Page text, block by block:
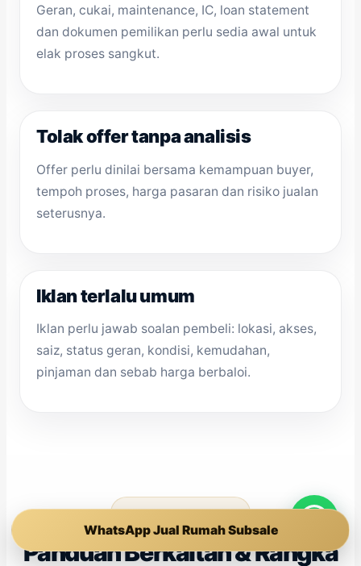
Geran, cukai, maintenance, IC, loan statement
dan dokumen pemilikan perlu sedia awal untuk
elak proses sangkut.
Tolak offer tanpa analisis
Offer perlu dinilai bersama kemampuan buyer,
tempoh proses, harga pasaran dan risiko jualan
seterusnya.
Iklan terlalu umum
Iklan perlu jawab soalan pembeli: lokasi, akses,
saiz, status geran, kondisi, kemudahan,
pinjaman dan sebab harga berbaloi.
Panduan Internal Link
Panduan Berkaitan & Rangka
WhatsApp Jual Rumah Subsale